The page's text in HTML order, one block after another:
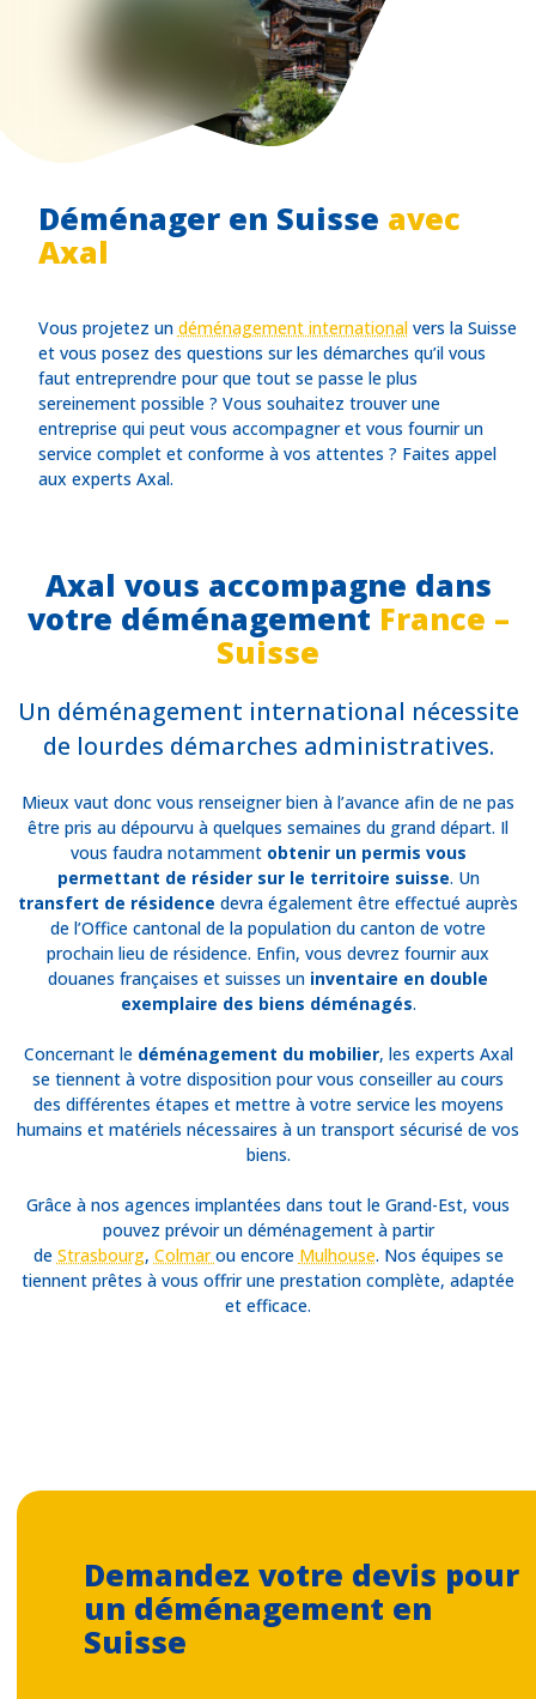
Déménager en Suisse avec
Axal
Vous projetez un déménagement internationalvers la Suisse
et vous posez des questions sur les démarches qu’il vous
faut entreprendre pour que tout se passe le plus
sereinement possible ? Vous souhaitez trouver une
entreprise qui peut vous accompagner et vous fournir un
service complet et conforme à vos attentes ? Faites appel
aux experts Axal.
Axal vous accompagne dans
votre déménagement France –
Suisse
Un déménagement international nécessite
de lourdes démarches administratives.
Mieux vaut donc vous renseigner bien à l’avance afin de ne pas
être pris au dépourvu à quelques semaines du grand départ. Il
vous faudra notamment obtenir un permis vous
permettant de résider sur le territoire suisse. Un
transfert de résidence devra également être effectué auprès
de l’Office cantonal de la population du canton de votre
prochain lieu de résidence. Enfin, vous devrez fournir aux
douanes françaises et suisses un inventaire en double
exemplaire des biens déménagés.
Concernant le déménagement du mobilier, les experts Axal
se tiennent à votre disposition pour vous conseiller au cours
des différentes étapes et mettre à votre service les moyens
humains et matériels nécessaires à un transport sécurisé de vos
biens.
Grâce à nos agences implantées dans tout le Grand-Est, vous
pouvez prévoir un déménagement à partir
de Strasbourg, Colmarou encore Mulhouse. Nos équipes se
tiennent prêtes à vous offrir une prestation complète, adaptée
et efficace.
Demandez votre devis pour
un déménagement en
Suisse